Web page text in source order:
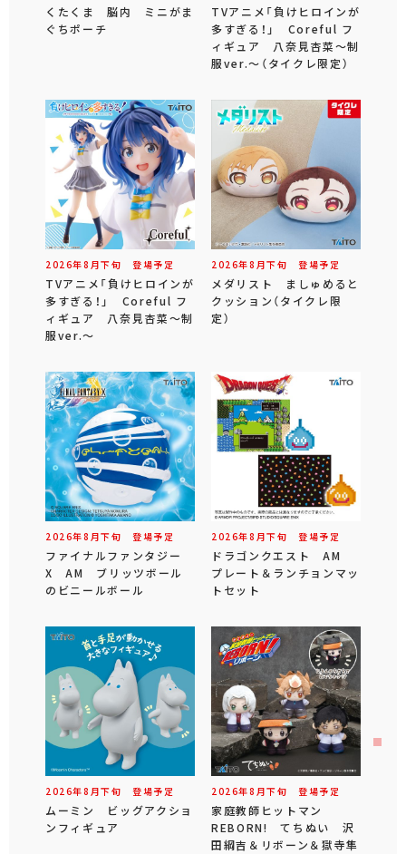
くたくま 脳内 ミニがま
ぐちポーチ
TVアニメ「負けヒロインが
多すぎる！」 Coreful フ
ィギュア 八奈見杏菜～制
服ver.～（タイクレ限定）
2026年8 月下旬 登場予定
TVアニメ「負けヒロインが
多すぎる！」 Coreful フ
ィギュア 八奈見杏菜～制
服ver.～
2026年8 月下旬 登場予定
メダリスト ましゅめると
クッション（タイクレ限
定）
2026年8 月下旬 登場予定
ファイナルファンタジー
X AM ブリッツボール
のビニールボール
2026年8 月下旬 登場予定
ドラゴンクエスト AM
プレート＆ランチョンマッ
トセット
2026年8 月下旬 登場予定
ムーミン ビッグアクショ
ンフィギュア
2026年8 月下旬 登場予定
家庭教師ヒットマン
REBORN! てちぬい 沢
田綱吉＆リボーン＆獄寺隼